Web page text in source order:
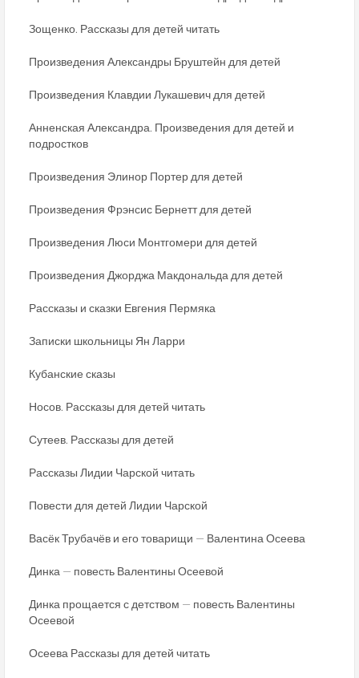
Зощенко. Рассказы для детей читать
Произведения Александры Бруштейн для детей
Произведения Клавдии Лукашевич для детей
Анненская Александра. Произведения для детей и
подростков
Произведения Элинор Портер для детей
Произведения Фрэнсис Бернетт для детей
Произведения Люси Монтгомери для детей
Произведения Джорджа Макдональда для детей
Рассказы и сказки Евгения Пермяка
Записки школьницы Ян Ларри
Кубанские сказы
Носов. Рассказы для детей читать
Сутеев. Рассказы для детей
Рассказы Лидии Чарской читать
Повести для детей Лидии Чарской
Васёк Трубачёв и его товарищи — Валентина Осеева
Динка — повесть Валентины Осеевой
Динка прощается с детством — повесть Валентины
Осеевой
Осеева Рассказы для детей читать